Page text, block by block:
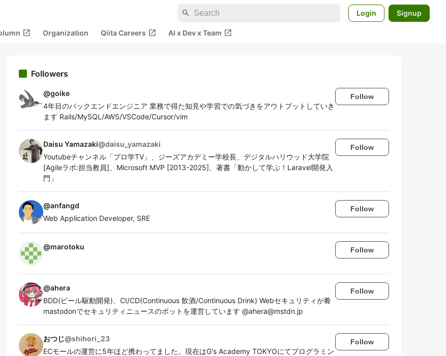
search Login Signup
open_in_new Organization Qiita Careers open_in_new AI x Dev x Team open_in_new
Followers
@goike
4年目のバックエンドエンジニア 業務で得た知見や学習での気づきをアウトプットしていき
ます Rails/MySQL/AWS/VSCode/Cursor/vim
Follow
Daisu Yamazaki@daisu_yamazaki
Youtubeチャンネル「プロ学TV」、ジーズアカデミー学校長、デジタルハリウッド大学院
[Agileラボ:担当教員]、Microsoft MVP [2013-2025]、著書「動かして学ぶ！Laravel開発入
門」
Follow
@anfangd
Web Application Developer, SRE
Follow
@marotoku Follow
@ahera
BDD(ビール駆動開発)、CI/CD(Continuous 飲酒/Continuous Drink) Webセキュリティが肴
mastodonでセキュリティニュースのボットを運営しています @ahera@mstdn.jp
Follow
おつじ@shihori_23
ECモールの運営に5年ほど携わってました。現在はG's Academy TOKYOにてプログラミン
Follow